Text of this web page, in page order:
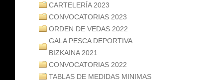
CARTELERÍA 2023
CONVOCATORIAS 2023
ORDEN DE VEDAS 2022
GALA PESCA DEPORTIVA
BIZKAINA 2021
CONVOCATORIAS 2022
TABLAS DE MEDIDAS MINIMAS